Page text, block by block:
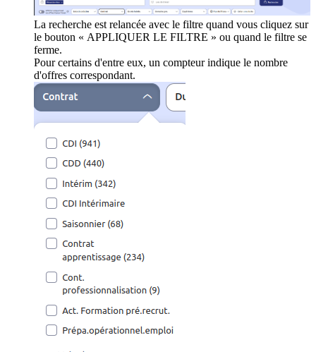
La recherche est relancée avec le filtre quand vous cliquez sur
le bouton « APPLIQUER LE FILTRE » ou quand le filtre se
ferme.
Pour certains d'entre eux, un compteur indique le nombre
d'offres correspondant.